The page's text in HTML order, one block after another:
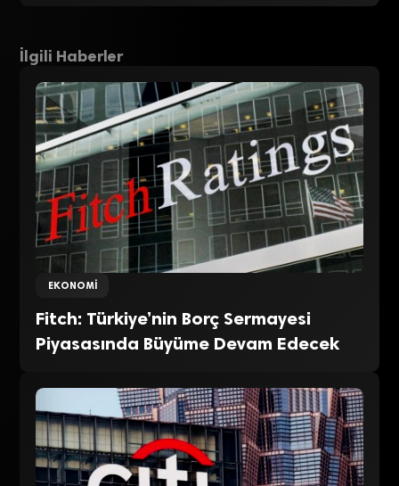
İlgili Haberler
EKONOMI
Fitch: Türkiye’nin Borç Sermayesi
Piyasasında Büyüme Devam Edecek